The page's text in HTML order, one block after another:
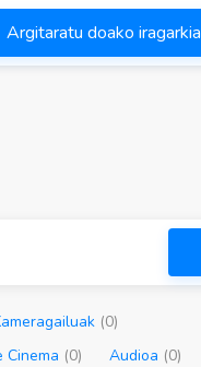
Argitaratu doako iragarkia
(0)
Cinema (0) Audioa (0)